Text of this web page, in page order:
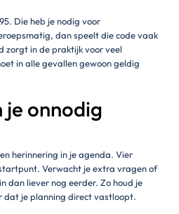
Die heb je nodig voor
dan speelt die code vaak
zorgt in de praktijk voor veel
in alle gevallen gewoon geldig
je onnodig
herinnering in je agenda. Vier
Verwacht je extra vragen of
dan liever nog eerder. Zo houd je
dat je planning direct vastloopt.